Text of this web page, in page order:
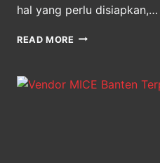
hal yang perlu disiapkan,…
READ MORE VENDOR
GRESIK
TERPERCAYA